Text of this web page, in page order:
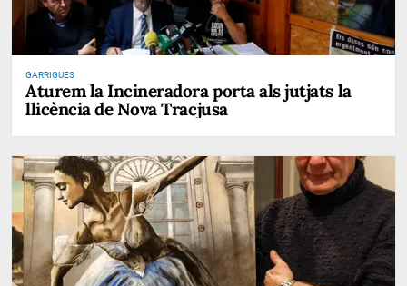
GARRIGUES
Aturem la Incineradora porta als jutjats la
llicència de Nova Tracjusa